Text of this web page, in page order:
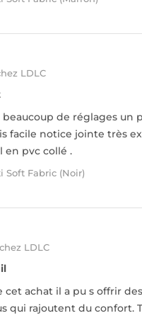
LDLC
beaucoup de réglages un
facile notice jointe très
en pvc collé .
Soft Fabric (Noir)
LDLC
cet achat il a pu s offrir
qui rajoutent du confort.